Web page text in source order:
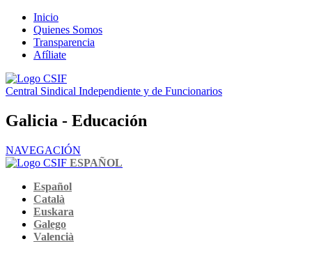
Inicio
Quienes Somos
Transparencia
Afíliate
Central Sindical Independiente y de Funcionarios
Galicia - Educación
NAVEGACIÓN
ESPAÑOL
Español
Català
Euskara
Galego
Valencià